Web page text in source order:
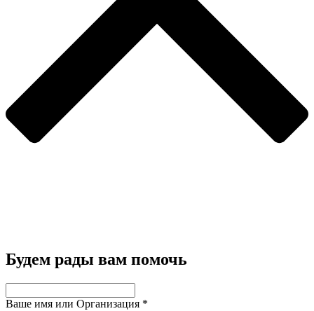
Будем рады вам помочь
Ваше имя или Организация *